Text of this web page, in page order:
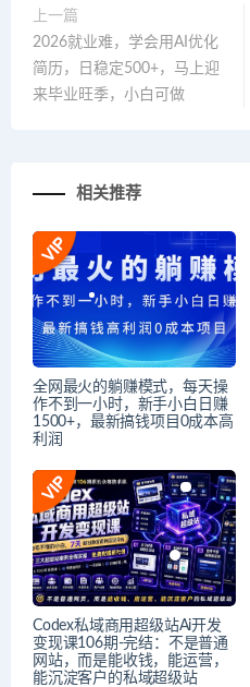
上一篇
2026就业难，学会用AI优化
简历，日稳定500+，马上迎
来毕业旺季，小白可做
相关推荐
全网最火的躺赚模式，每天操
作不到一小时，新手小白日赚
1500+，最新搞钱项目0成本高
利润
Codex私域商用超级站Ai开发
变现课106期-完结：不是普通
网站，而是能收钱，能运营，
能沉淀客户的私域超级站